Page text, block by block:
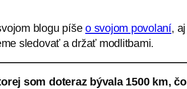
blogu píše o svojom povolaní, aj
sledovať a držať modlitbami.
som doteraz bývala 1500 km, čo